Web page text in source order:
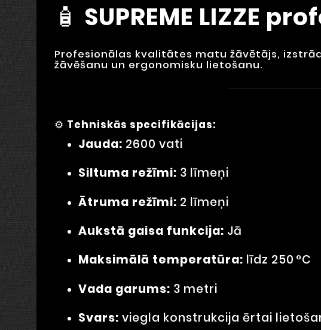
🧴 SUPREME LIZZE
Profesionālas kvalitātes matu žāvētājs,
žāvēšanu un ergonomisku lietošanu.
⚙️ Tehniskās specifikācijas:
Jauda: 2600 vati
Siltuma režīmi: 3 līmeņi
Ātruma režīmi: 2 līmeņi
Aukstā gaisa funkcija: Jā
Maksimālā temperatūra: līdz 250 °C
Vada garums: 3 metri
Svars: viegla konstrukcija ērtai